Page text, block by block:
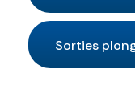
Sorties